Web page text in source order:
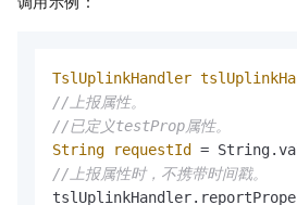
TslUplinkHandler
//上报属性。
//已定义testProp属性。
String
requestId =
//上报属性时，不携带时间戳。